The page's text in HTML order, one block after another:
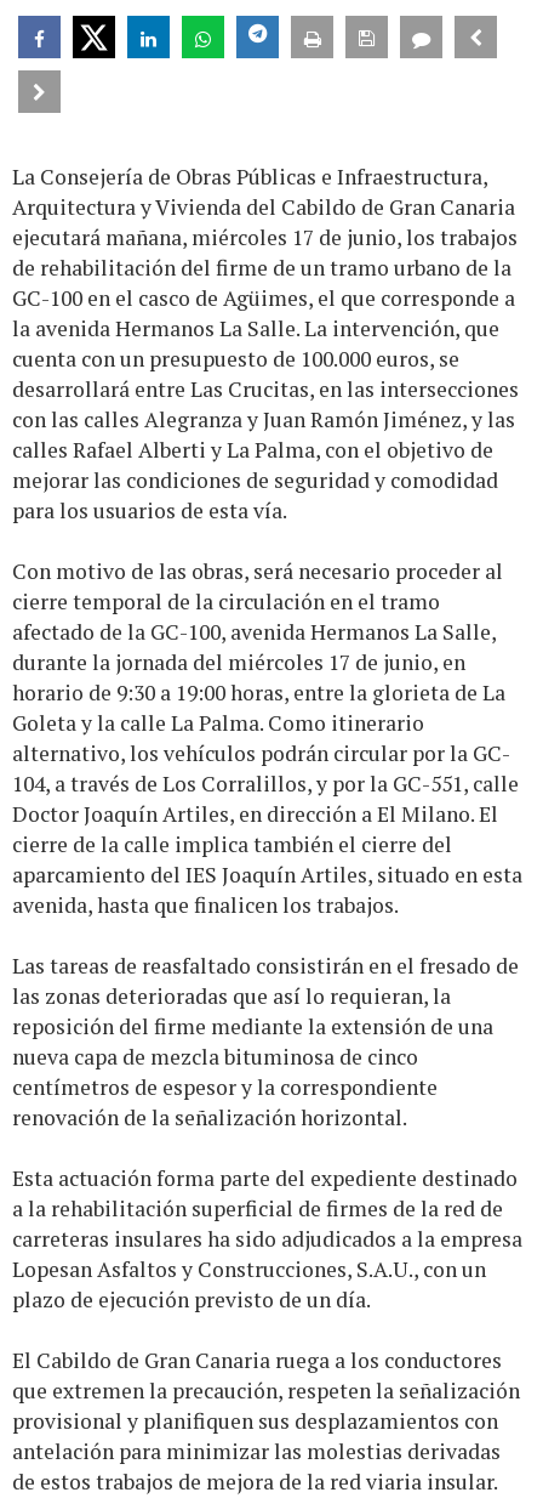
La Consejería de Obras Públicas e Infraestructura,
Arquitectura y Vivienda del Cabildo de Gran Canaria
ejecutará mañana, miércoles 17 de junio, los trabajos
de rehabilitación del firme de un tramo urbano de la
GC-100 en el casco de Agüimes, el que corresponde a
la avenida Hermanos La Salle. La intervención, que
cuenta con un presupuesto de 100.000 euros, se
desarrollará entre Las Crucitas, en las intersecciones
con las calles Alegranza y Juan Ramón Jiménez, y las
calles Rafael Alberti y La Palma, con el objetivo de
mejorar las condiciones de seguridad y comodidad
para los usuarios de esta vía.
Con motivo de las obras, será necesario proceder al
cierre temporal de la circulación en el tramo
afectado de la GC-100, avenida Hermanos La Salle,
durante la jornada del miércoles 17 de junio, en
horario de 9:30 a 19:00 horas, entre la glorieta de La
Goleta y la calle La Palma. Como itinerario
alternativo, los vehículos podrán circular por la GC-
104, a través de Los Corralillos, y por la GC-551, calle
Doctor Joaquín Artiles, en dirección a El Milano. El
cierre de la calle implica también el cierre del
aparcamiento del IES Joaquín Artiles, situado en esta
avenida, hasta que finalicen los trabajos.
Las tareas de reasfaltado consistirán en el fresado de
las zonas deterioradas que así lo requieran, la
reposición del firme mediante la extensión de una
nueva capa de mezcla bituminosa de cinco
centímetros de espesor y la correspondiente
renovación de la señalización horizontal.
Esta actuación forma parte del expediente destinado
a la rehabilitación superficial de firmes de la red de
carreteras insulares ha sido adjudicados a la empresa
Lopesan Asfaltos y Construcciones, S.A.U., con un
plazo de ejecución previsto de un día.
El Cabildo de Gran Canaria ruega a los conductores
que extremen la precaución, respeten la señalización
provisional y planifiquen sus desplazamientos con
antelación para minimizar las molestias derivadas
de estos trabajos de mejora de la red viaria insular.